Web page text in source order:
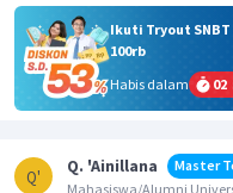
Ikuti Tryout
100rb
Habis dalam
02
Q'
Q. 'Ainillana
Master
Mahasiswa/Alumni